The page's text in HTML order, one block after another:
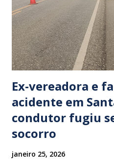
Ex-vereadora e
acidente em
condutor fugiu
socorro
janeiro 25, 2026